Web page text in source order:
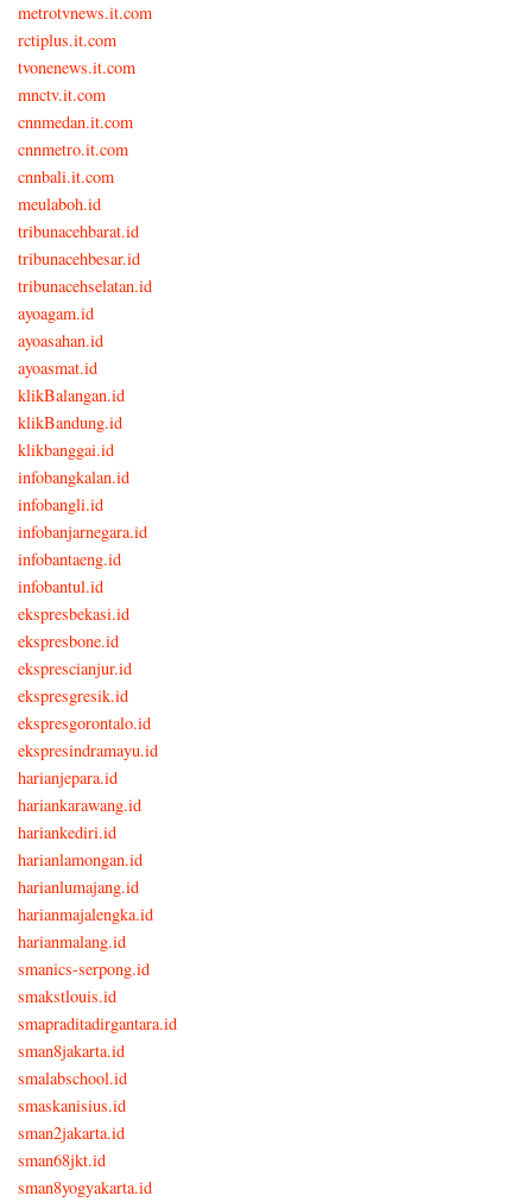
metrotvnews.it.com
rctiplus.it.com
tvonenews.it.com
mnctv.it.com
cnnmedan.it.com
cnnmetro.it.com
cnnbali.it.com
meulaboh.id
tribunacehbarat.id
tribunacehbesar.id
tribunacehselatan.id
ayoagam.id
ayoasahan.id
ayoasmat.id
klikBalangan.id
klikBandung.id
klikbanggai.id
infobangkalan.id
infobangli.id
infobanjarnegara.id
infobantaeng.id
infobantul.id
ekspresbekasi.id
ekspresbone.id
eksprescianjur.id
ekspresgresik.id
ekspresgorontalo.id
ekspresindramayu.id
harianjepara.id
hariankarawang.id
hariankediri.id
harianlamongan.id
harianlumajang.id
harianmajalengka.id
harianmalang.id
smanics-serpong.id
smakstlouis.id
smapraditadirgantara.id
sman8jakarta.id
smalabschool.id
smaskanisius.id
sman2jakarta.id
sman68jkt.id
sman8yogyakarta.id